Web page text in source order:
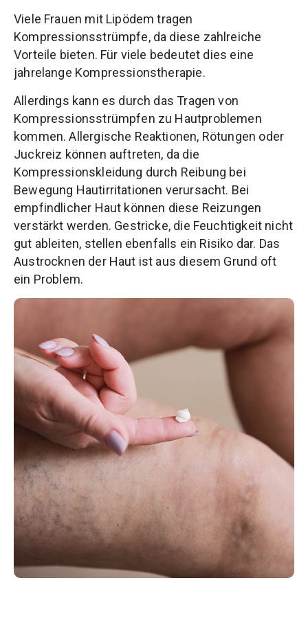
Viele Frauen mit Lipödem tragen
Kompressionsstrümpfe, da diese zahlreiche
Vorteile bieten. Für viele bedeutet dies eine
jahrelange Kompressionstherapie.
Allerdings kann es durch das Tragen von
Kompressionsstrümpfen zu Hautproblemen
kommen. Allergische Reaktionen, Rötungen oder
Juckreiz können auftreten, da die
Kompressionskleidung durch Reibung bei
Bewegung Hautirritationen verursacht. Bei
empfindlicher Haut können diese Reizungen
verstärkt werden. Gestricke, die Feuchtigkeit nicht
gut ableiten, stellen ebenfalls ein Risiko dar. Das
Austrocknen der Haut ist aus diesem Grund oft
ein Problem.